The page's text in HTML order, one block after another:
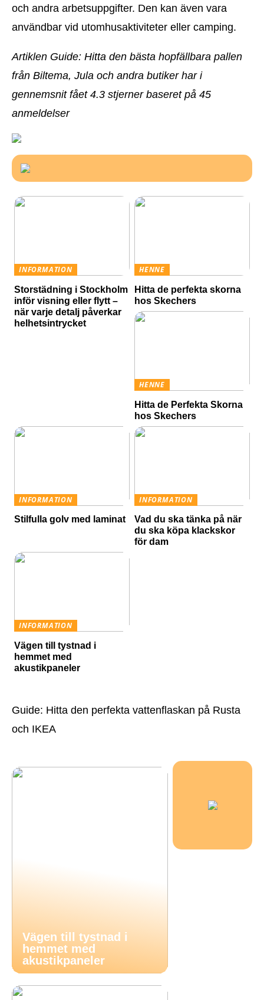
och andra arbetsuppgifter. Den kan även vara
användbar vid utomhusaktiviteter eller camping.
Artiklen Guide: Hitta den bästa hopfällbara pallen
från Biltema, Jula och andra butiker har i
gennemsnit fået 4.3 stjerner baseret på 45
anmeldelser
INFORMATION
Storstädning i Stockholm
inför visning eller flytt –
när varje detalj påverkar
helhetsintrycket
HENNE
Hitta de perfekta skorna
hos Skechers
HENNE
Hitta de Perfekta Skorna
hos Skechers
INFORMATION
Stilfulla golv med laminat
INFORMATION
Vad du ska tänka på när
du ska köpa klackskor
för dam
INFORMATION
Vägen till tystnad i
hemmet med
akustikpaneler
Guide: Hitta den perfekta vattenflaskan på Rusta
och IKEA
Vägen till tystnad i
hemmet med
akustikpaneler